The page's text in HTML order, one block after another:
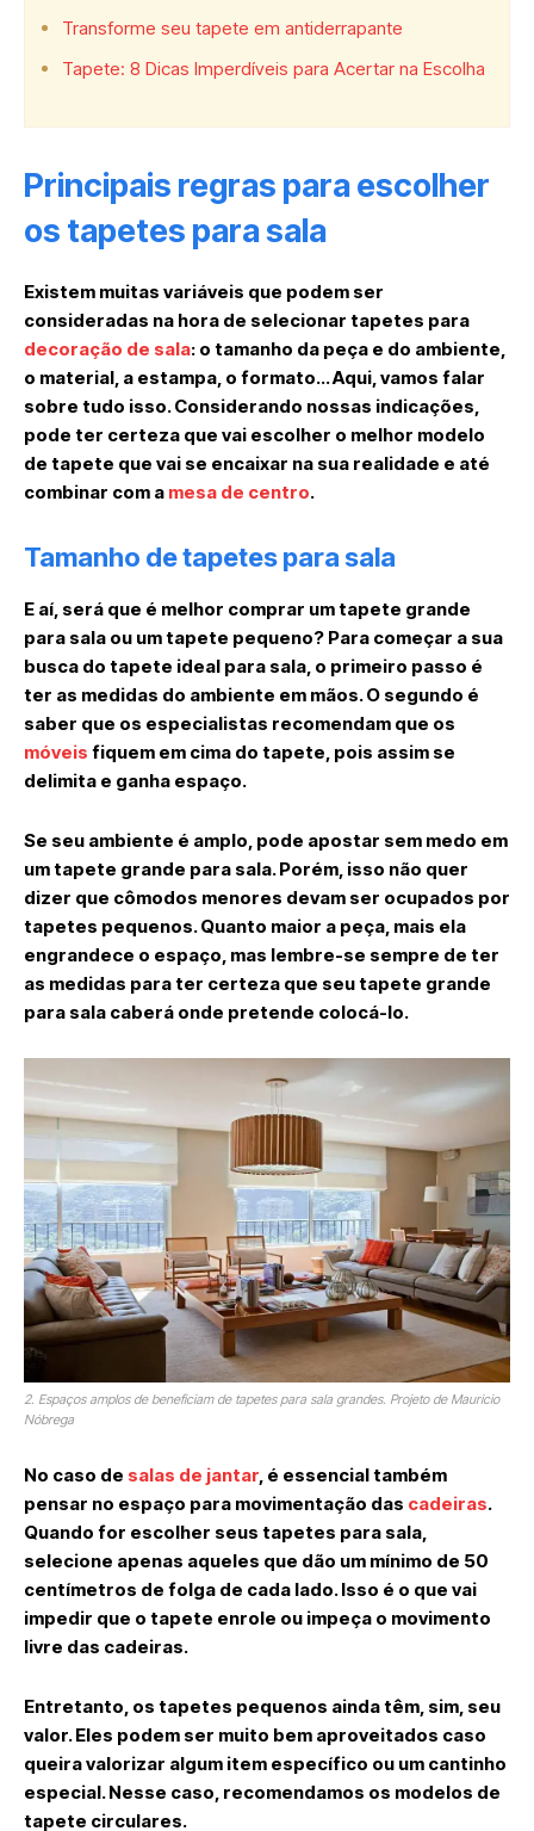
Transforme seu tapete em antiderrapante
Tapete: 8 Dicas Imperdíveis para Acertar na Escolha
Principais regras para escolher
os tapetes para sala
Existem muitas variáveis que podem ser
consideradas na hora de selecionar tapetes para
decoração de sala: o tamanho da peça e do ambiente,
o material, a estampa, o formato… Aqui, vamos falar
sobre tudo isso. Considerando nossas indicações,
pode ter certeza que vai escolher o melhor modelo
de tapete que vai se encaixar na sua realidade e até
combinar com a mesa de centro.
Tamanho de tapetes para sala
E aí, será que é melhor comprar um tapete grande
para sala ou um tapete pequeno? Para começar a sua
busca do tapete ideal para sala, o primeiro passo é
ter as medidas do ambiente em mãos. O segundo é
saber que os especialistas recomendam que os
móveis fiquem em cima do tapete, pois assim se
delimita e ganha espaço.
Se seu ambiente é amplo, pode apostar sem medo em
um tapete grande para sala. Porém, isso não quer
dizer que cômodos menores devam ser ocupados por
tapetes pequenos. Quanto maior a peça, mais ela
engrandece o espaço, mas lembre-se sempre de ter
as medidas para ter certeza que seu tapete grande
para sala caberá onde pretende colocá-lo.
2. Espaços amplos de beneficiam de tapetes para sala grandes. Projeto de Mauricio
Nóbrega
No caso de salas de jantar, é essencial também
pensar no espaço para movimentação das cadeiras.
Quando for escolher seus tapetes para sala,
selecione apenas aqueles que dão um mínimo de 50
centímetros de folga de cada lado. Isso é o que vai
impedir que o tapete enrole ou impeça o movimento
livre das cadeiras.
Entretanto, os tapetes pequenos ainda têm, sim, seu
valor. Eles podem ser muito bem aproveitados caso
queira valorizar algum item específico ou um cantinho
especial. Nesse caso, recomendamos os modelos de
tapete circulares.